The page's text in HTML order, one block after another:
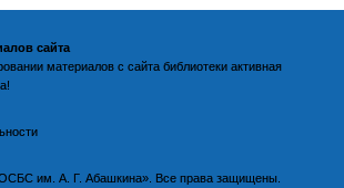
сайта
материалов с сайта библиотеки активная
им. А. Г. Абашкина». Все права защищены.